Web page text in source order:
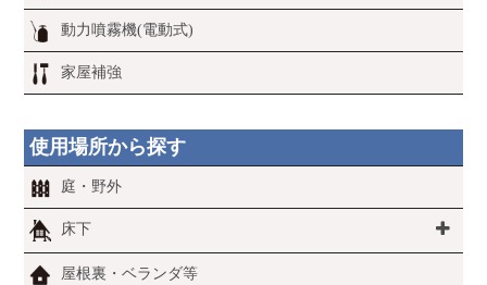
動力噴霧機(電動式)
家屋補強
使用場所から探す
庭・野外
床下
屋根裏・ベランダ等